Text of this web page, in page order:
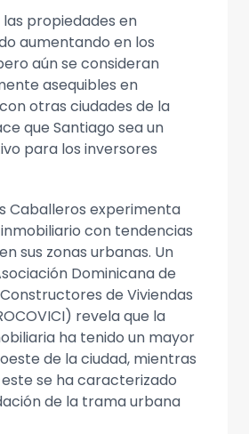
las propiedades en
aumentando en los
aún se consideran
asequibles en
otras ciudades de la
que Santiago sea un
para los inversores
Caballeros experimenta
con tendencias
sus zonas urbanas. Un
Dominicana de
de Viviendas
revela que la
ha tenido un mayor
de la ciudad, mientras
se ha caracterizado
de la trama urbana